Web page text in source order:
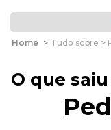
Home > Tudo sobre >
O que